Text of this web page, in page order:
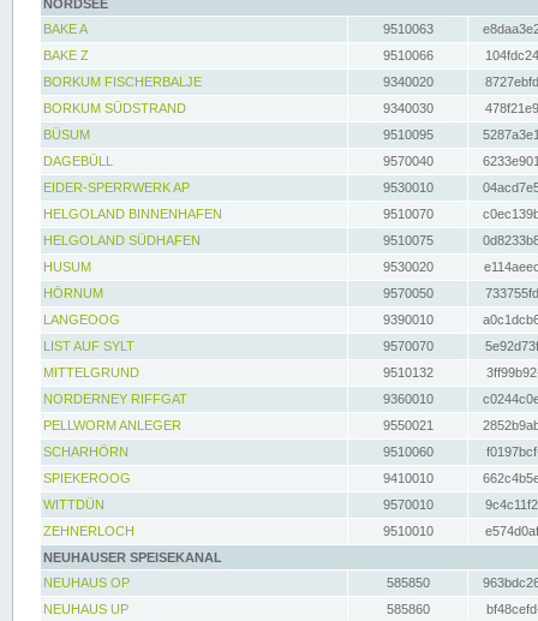
NORDSEE
BAKE A
9510063
BAKE Z
9510066
BORKUM FISCHERBALJE
9340020
BORKUM SÜDSTRAND
9340030
BÜSUM
9510095
DAGEBÜLL
9570040
EIDER-SPERRWERK AP
9530010
HELGOLAND BINNENHAFEN
9510070
HELGOLAND SÜDHAFEN
9510075
HUSUM
9530020
HÖRNUM
9570050
LANGEOOG
9390010
LIST AUF SYLT
9570070
MITTELGRUND
9510132
NORDERNEY RIFFGAT
9360010
PELLWORM ANLEGER
9550021
SCHARHÖRN
9510060
SPIEKEROOG
9410010
WITTDÜN
9570010
ZEHNERLOCH
9510010
NEUHAUSER SPEISEKANAL
NEUHAUS OP
585850
NEUHAUS UP
585860